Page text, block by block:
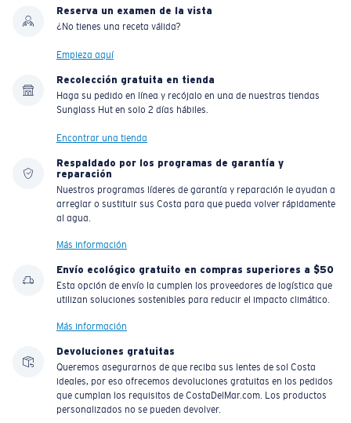
Reserva un examen de la vista
¿No tienes una receta válida?
Empieza aquí
Recolección gratuita en tienda
Haga su pedido en línea y recójalo en una de nuestras tiendas
Sunglass Hut en solo 2 días hábiles.
Encontrar una tienda
Respaldado por los programas de garantía y
reparación
Nuestros programas líderes de garantía y reparación le ayudan a
arreglar o sustituir sus Costa para que pueda volver rápidamente
al agua.
Más información
Envío ecológico gratuito en compras superiores a $50
Esta opción de envío la cumplen los proveedores de logística que
utilizan soluciones sostenibles para reducir el impacto climático.
Más información
Devoluciones gratuitas
Queremos asegurarnos de que reciba sus lentes de sol Costa
ideales, por eso ofrecemos devoluciones gratuitas en los pedidos
que cumplan los requisitos de CostaDelMar.com. Los productos
personalizados no se pueden devolver.